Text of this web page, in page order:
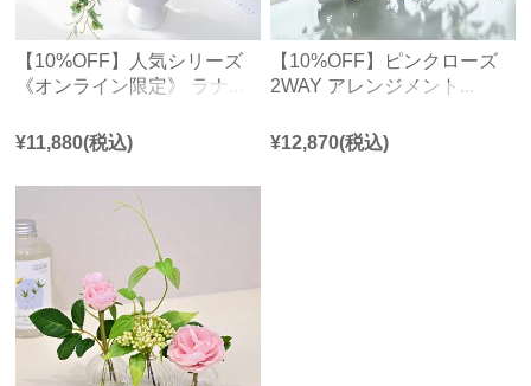
【10%OFF】人気シリーズ
《オンライン限定》 ラナ...
¥11,880(税込)
【10%OFF】ピンクローズ
2WAY アレンジメント...
¥12,870(税込)